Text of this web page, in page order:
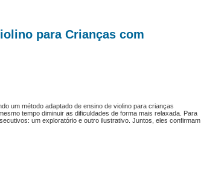
para Crianças com
um método adaptado de ensino de violino para crianças
tempo diminuir as dificuldades de forma mais relaxada. Para
um exploratório e outro ilustrativo. Juntos, eles confirmam